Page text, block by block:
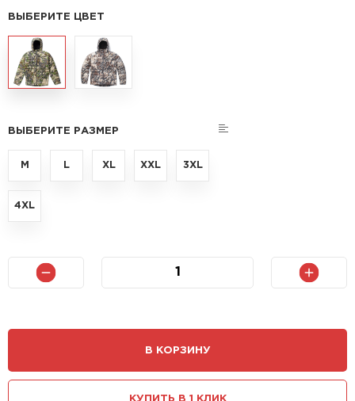
ВЫБЕРИТЕ ЦВЕТ
ВЫБЕРИТЕ РАЗМЕР
M L XL XXL 3XL
4XL
В КОРЗИНУ
КУПИТЬ В 1 КЛИК